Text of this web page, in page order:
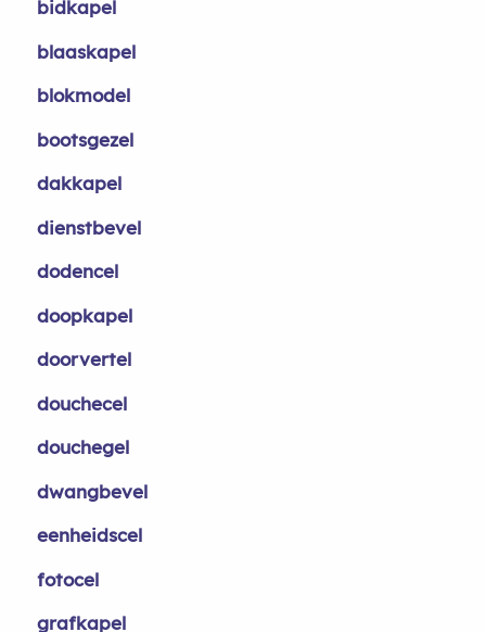
bidkapel
blaaskapel
blokmodel
bootsgezel
dakkapel
dienstbevel
dodencel
doopkapel
doorvertel
douchecel
douchegel
dwangbevel
eenheidscel
fotocel
grafkapel